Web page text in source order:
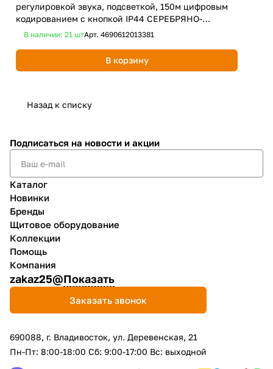
регулировкой звука, подсветкой, 150м цифровым
кодированием с кнопкой IP44 СЕРЕБРЯНО-
ЧЕРНЫЙ IN HOME
В наличии: 21 штАрт. 4690612013381
В корзину
Назад к списку
Подписаться на новости и акции
Каталог
Новинки
Бренды
Щитовое оборудование
Коллекции
Помощь
Компания
zakaz25@Показать
Заказать звонок
690088, г. Владивосток, yл. Деревенская, 21
Пн-Пт: 8:00-18:00 Сб: 9:00-17:00 Вс: выходной